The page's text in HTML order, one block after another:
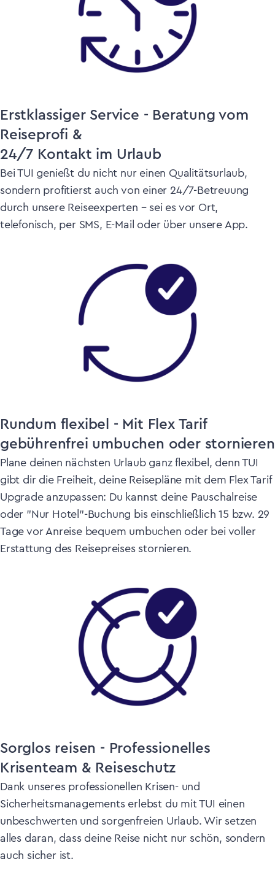
Erstklassiger Service - Beratung vom
Reiseprofi &
24/7 Kontakt im Urlaub
Bei TUI genießt du nicht nur einen Qualitätsurlaub,
sondern profitierst auch von einer 24/7-Betreuung
durch unsere Reiseexperten – sei es vor Ort,
telefonisch, per SMS, E-Mail oder über unsere App.
Rundum flexibel - Mit Flex Tarif
gebührenfrei umbuchen oder stornieren
Plane deinen nächsten Urlaub ganz flexibel, denn TUI
gibt dir die Freiheit, deine Reisepläne mit dem Flex Tarif
Upgrade anzupassen: Du kannst deine Pauschalreise
oder "Nur Hotel"-Buchung bis einschließlich 15 bzw. 29
Tage vor Anreise bequem umbuchen oder bei voller
Erstattung des Reisepreises stornieren.
Sorglos reisen - Professionelles
Krisenteam & Reiseschutz
Dank unseres professionellen Krisen- und
Sicherheitsmanagements erlebst du mit TUI einen
unbeschwerten und sorgenfreien Urlaub. Wir setzen
alles daran, dass deine Reise nicht nur schön, sondern
auch sicher ist.